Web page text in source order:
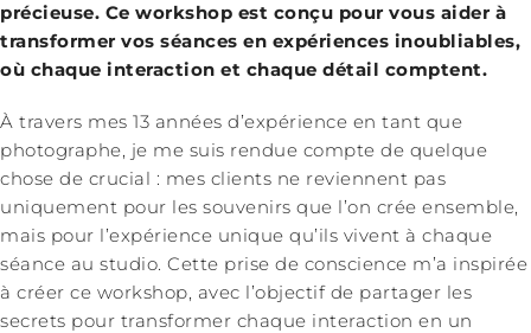
précieuse. Ce workshop est conçu pour vous aider à
transformer vos séances en expériences inoubliables,
où chaque interaction et chaque détail comptent.
À travers mes 13 années d’expérience en tant que
photographe, je me suis rendue compte de quelque
chose de crucial : mes clients ne reviennent pas
uniquement pour les souvenirs que l’on crée ensemble,
mais pour l’expérience unique qu’ils vivent à chaque
séance au studio. Cette prise de conscience m’a inspirée
à créer ce workshop, avec l’objectif de partager les
secrets pour transformer chaque interaction en un